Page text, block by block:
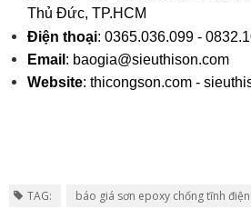
Thủ Đức, TP.HCM
Điện thoại: 0365.036.099 -
Email : baogia@sieuthison.com
Website: thicongson.com -
TAG:
báo giá sơn epoxy chống tĩnh điện